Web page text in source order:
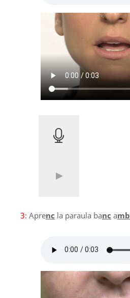
3: Aprenc la paraula banc amb